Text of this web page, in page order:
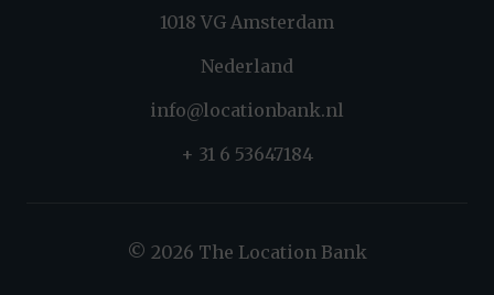
1018 VG Amsterdam
Nederland
info@locationbank.nl
+ 31 6 53647184
© 2026 The Location Bank